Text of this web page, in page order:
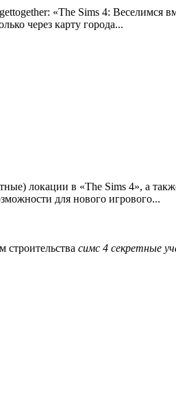
«The Sims 4: Веселимся
через карту города...
локации в «The Sims 4», а
для нового игрового...
строительства симс 4 секретные